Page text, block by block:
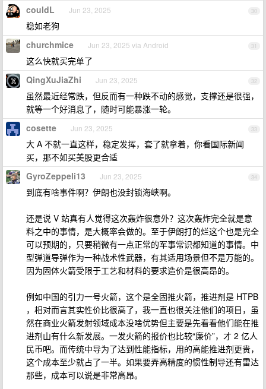
30
couldL Jun 23, 2025
稳如老狗
31
churchmice Jun 23, 2025 via Android
这么快就买完单了
32
QingXuJiaZhi Jun 23, 2025
虽然最近经常跌，但反而有一种跌不动的感觉，支撑还是很强，
就等一个好消息了，随时可能暴涨一轮。
33
cosette Jun 23, 2025
大 A 不就一直这样，稳定发挥，套了就拿着，你看国际新闻
买，那不如买美股更合适
34
GyroZeppeli13 Jun 23, 2025
到底有啥事件啊？伊朗也没封锁海峡啊。
还是说 V 站真有人觉得这次轰炸很意外？这次轰炸完全就是意
料之中的事情，是大概率会做的。至于伊朗打的烂这个也是完全
可以预期的，只要稍微有一点正常的军事常识都知道的事情。中
型弹道导弹作为一种战术性武器，有其适用场景但不是万能的。
因为固体火箭受限于工艺和材料的要求造价是很高昂的。
例如中国的引力一号火箭，这个是全固推火箭，推进剂是 HTPB
，相对而言其实性价比很高了，我一直也很关注他们的项目，虽
然在商业火箭发射领域成本没啥优势但主要是先看看他们能在推
进剂山有什么新发展。一发火箭的报价也比较“廉价”，才 2 亿人
民币吧。而传统中导为了达到性能指标，用的高能推进剂更贵，
这个成本至少就占了一半。如果要弄高精度的惯性制导还有雷达
那些，成本可以说是非常高昂。